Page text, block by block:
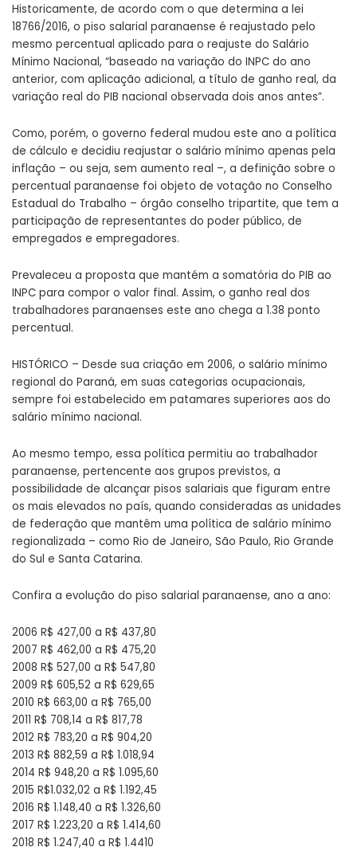
Historicamente, de acordo com o que determina a lei
18766/2016, o piso salarial paranaense é reajustado pelo
mesmo percentual aplicado para o reajuste do Salário
Mínimo Nacional, “baseado na variação do INPC do ano
anterior, com aplicação adicional, a título de ganho real, da
variação real do PIB nacional observada dois anos antes”.
Como, porém, o governo federal mudou este ano a política
de cálculo e decidiu reajustar o salário mínimo apenas pela
inflação – ou seja, sem aumento real –, a definição sobre o
percentual paranaense foi objeto de votação no Conselho
Estadual do Trabalho – órgão conselho tripartite, que tem a
participação de representantes do poder público, de
empregados e empregadores.
Prevaleceu a proposta que mantém a somatória do PIB ao
INPC para compor o valor final. Assim, o ganho real dos
trabalhadores paranaenses este ano chega a 1.38 ponto
percentual.
HISTÓRICO – Desde sua criação em 2006, o salário mínimo
regional do Paraná, em suas categorias ocupacionais,
sempre foi estabelecido em patamares superiores aos do
salário mínimo nacional.
Ao mesmo tempo, essa política permitiu ao trabalhador
paranaense, pertencente aos grupos previstos, a
possibilidade de alcançar pisos salariais que figuram entre
os mais elevados no país, quando consideradas as unidades
de federação que mantêm uma política de salário mínimo
regionalizada – como Rio de Janeiro, São Paulo, Rio Grande
do Sul e Santa Catarina.
Confira a evolução do piso salarial paranaense, ano a ano:
2006 R$ 427,00 a R$ 437,80
2007 R$ 462,00 a R$ 475,20
2008 R$ 527,00 a R$ 547,80
2009 R$ 605,52 a R$ 629,65
2010 R$ 663,00 a R$ 765,00
2011 R$ 708,14 a R$ 817,78
2012 R$ 783,20 a R$ 904,20
2013 R$ 882,59 a R$ 1.018,94
2014 R$ 948,20 a R$ 1.095,60
2015 R$1.032,02 a R$ 1.192,45
2016 R$ 1.148,40 a R$ 1.326,60
2017 R$ 1.223,20 a R$ 1.414,60
2018 R$ 1.247,40 a R$ 1.4410